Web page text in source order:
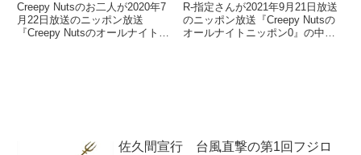
Creepy Nutsのお二人が2020年7
月22日放送のニッポン放送
『Creepy Nutsのオールナイトニ
R-指定さんが2021年9月21日放送
のニッポン放送『Creepy Nutsの
オールナイトニッポン0』の中で
佐久間宣行 台風直撃の第1回フジロ